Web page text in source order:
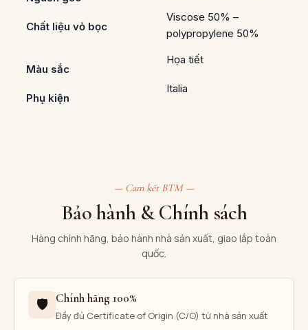
Chất liệu vỏ bọc
Viscose 50% –
polypropylene 50%
Màu sắc
Họa tiết
Phụ kiện
Italia
— Cam kết BTM —
Bảo hành & Chính sách
Hàng chính hãng, bảo hành nhà sản xuất, giao lắp toàn
quốc.
🛡 Chính hãng 100%
Đầy đủ Certificate of Origin (C/O) từ nhà sản xuất